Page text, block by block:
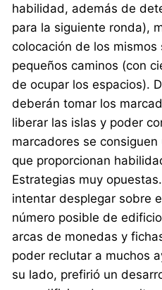
habilidad, además de
para la siguiente ronda),
colocación de los
pequeños caminos (con
de ocupar los espacios).
deberán tomar los
liberar las islas y poder
marcadores se
que proporcionan
Estrategias muy
intentar desplegar sobre
número posible de
arcas de monedas y
poder reclutar a muchos
su lado, prefirió un